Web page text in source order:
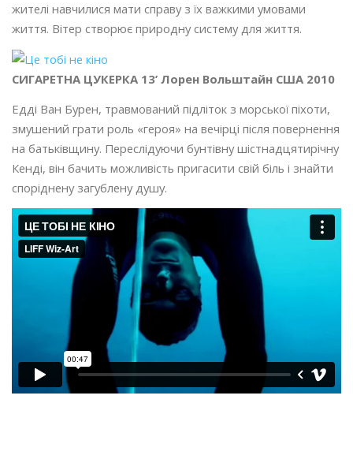
жителі навчилися мати справу з їх важкими умовами
життя. Вітер створює природну систему для життя.
СИГАРЕТНА ЦУКЕРКА 13’ Лорен Вольштайн США 2010
Едді Ван Бурен, травмований підліток з морської піхоти,
змушений грати роль «героя» на вечірці після повернення
на батьківщину. Переслідуючи бунтівну шістнадцятирічну
Кенді, він бачить можливість пригасити свій біль і знайти
споріднену загублену душу.